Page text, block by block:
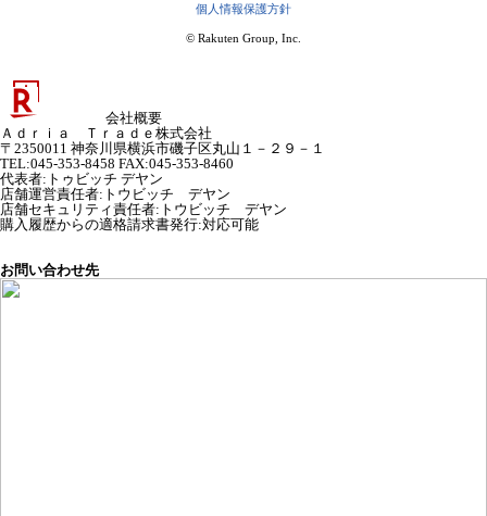
個人情報保護方針
© Rakuten Group, Inc.
会社概要
Ａｄｒｉａ Ｔｒａｄｅ株式会社
〒2350011 神奈川県横浜市磯子区丸山１－２９－１
TEL:045-353-8458 FAX:045-353-8460
代表者: トゥビッチ デヤン
店舗運営責任者: トウビッチ デヤン
店舗セキュリティ責任者: トウビッチ デヤン
購入履歴からの適格請求書発行:対応可能
お問い合わせ先